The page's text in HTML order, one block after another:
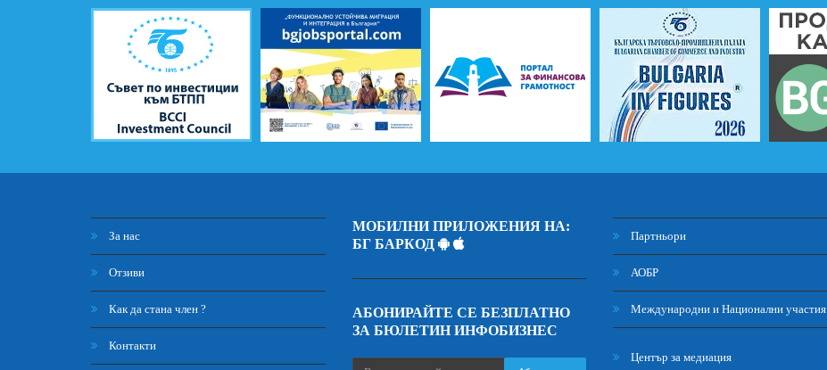
За нас
Отзиви
Как да стана член ?
Контакти
МОБИЛНИ ПРИЛОЖЕНИЯ НА:
БГ БАРКОД
АБОНИРАЙТЕ СЕ БЕЗПЛАТНО
ЗА БЮЛЕТИН ИНФОБИЗНЕС
Партньори
АОБР
Международни и Национални участия
Център за медиация